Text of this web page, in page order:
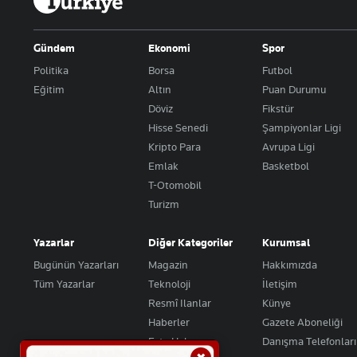
Gündem
Politika
Eğitim
Ekonomi
Borsa
Altın
Döviz
Hisse Senedi
Kripto Para
Emlak
T-Otomobil
Turizm
Spor
Futbol
Puan Durumu
Fikstür
Şampiyonlar Ligi
Avrupa Ligi
Basketbol
Yazarlar
Bugünün Yazarları
Tüm Yazarlar
Diğer Kategoriler
Magazin
Teknoloji
Resmî Ilanlar
Haberler
Foto Haber
Kurumsal
Hakkımızda
İletişim
Künye
Gazete Aboneliği
Danışma Telefonları